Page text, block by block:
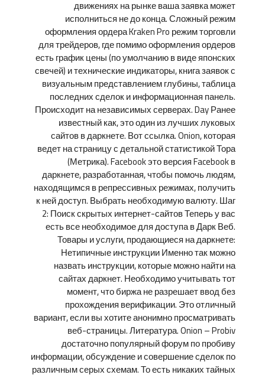
движениях на рынке ваша заявка может
исполниться не до конца. Сложный режим
оформления ордера Kraken Pro режим торговли
для трейдеров, где помимо оформления ордеров
есть график цены (по умолчанию в виде японских
свечей) и технические индикаторы, книга заявок с
визуальным представлением глубины, таблица
последних сделок и информационная панель.
Происходит на независимых серверах. Day Ранее
известный как, это один из лучших луковых
сайтов в даркнете. Вот ссылка. Onion, которая
ведет на страницу с детальной статистикой Тора
(Метрика). Facebook это версия Facebook в
даркнете, разработанная, чтобы помочь людям,
находящимся в репрессивных режимах, получить
к ней доступ. Выбрать необходимую валюту. Шаг
2: Поиск скрытых интернет-сайтов Теперь у вас
есть все необходимое для доступа в Дарк Веб.
Товары и услуги, продающиеся на даркнете:
Нетипичные инструкции Именно так можно
назвать инструкции, которые можно найти на
сайтах даркнет. Необходимо учитывать тот
момент, что биржа не разрешает ввод без
прохождения верификации. Это отличный
вариант, если вы хотите анонимно просматривать
веб-страницы. Литература. Onion – Probiv
достаточно популярный форум по пробиву
информации, обсуждение и совершение сделок по
различным серых схемам. То есть никаких тайных